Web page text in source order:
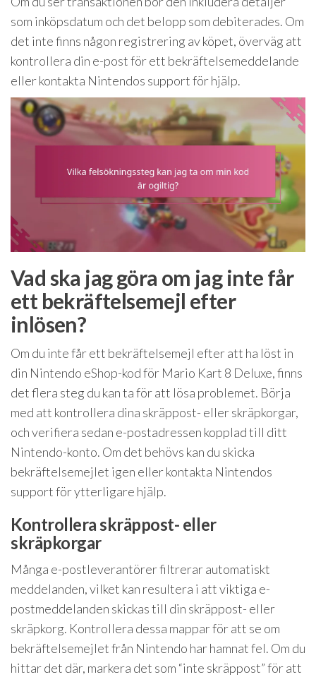
som inköpsdatum och det belopp som debiterades. Om
det inte finns någon registrering av köpet, överväg att
kontrollera din e-post för ett bekräftelsemeddelande
eller kontakta Nintendos support för hjälp.
Vad ska jag göra om jag inte får
ett bekräftelsemejl efter
inlösen?
Om du inte får ett bekräftelsemejl efter att ha löst in
din Nintendo eShop-kod för Mario Kart 8 Deluxe, finns
det flera steg du kan ta för att lösa problemet. Börja
med att kontrollera dina skräppost- eller skräpkorgar,
och verifiera sedan e-postadressen kopplad till ditt
Nintendo-konto. Om det behövs kan du skicka
bekräftelsemejlet igen eller kontakta Nintendos
support för ytterligare hjälp.
Kontrollera skräppost- eller
skräpkorgar
Många e-postleverantörer filtrerar automatiskt
meddelanden, vilket kan resultera i att viktiga e-
postmeddelanden skickas till din skräppost- eller
skräpkorg. Kontrollera dessa mappar för att se om
bekräftelsemejlet från Nintendo har hamnat fel. Om du
hittar det där, markera det som “inte skräppost” för att